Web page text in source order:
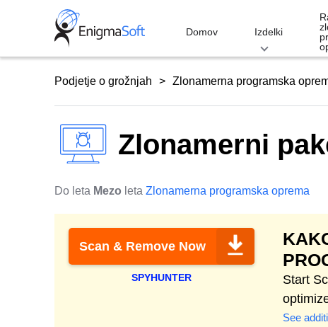
Domov Izdelki
Podjetje o grožnjah Zlonamerna programska
Zlonamerni
Do leta Mezo leta Zlonamerna programska oprema
Scan & Remove Now
SPYHUNTER
Start
See